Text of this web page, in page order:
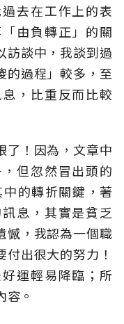
去在工作上的表
由負轉正」的關
訪談中，我談到過
的過程」較多，至
，比重反而比較
了！因為，文章中
但忽然冒出頭的
的轉折關鍵，著
息，其實是貧乏
憾，我認為一個職
出很大的努力！
運輕易降臨；所
。